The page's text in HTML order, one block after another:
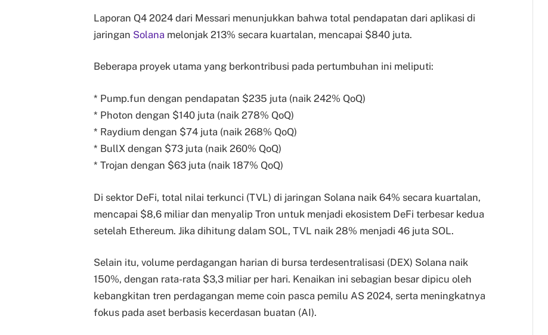
Laporan Q4 2024 dari Messari menunjukkan bahwa total pendapatan dari aplikasi di
jaringan Solana melonjak 213% secara kuartalan, mencapai $840 juta.
Beberapa proyek utama yang berkontribusi pada pertumbuhan ini meliputi:
* Pump.fun dengan pendapatan $235 juta (naik 242% QoQ)
* Photon dengan $140 juta (naik 278% QoQ)
* Raydium dengan $74 juta (naik 268% QoQ)
* BullX dengan $73 juta (naik 260% QoQ)
* Trojan dengan $63 juta (naik 187% QoQ)
Di sektor DeFi, total nilai terkunci (TVL) di jaringan Solana naik 64% secara kuartalan,
mencapai $8,6 miliar dan menyalip Tron untuk menjadi ekosistem DeFi terbesar kedua
setelah Ethereum. Jika dihitung dalam SOL, TVL naik 28% menjadi 46 juta SOL.
Selain itu, volume perdagangan harian di bursa terdesentralisasi (DEX) Solana naik
150%, dengan rata-rata $3,3 miliar per hari. Kenaikan ini sebagian besar dipicu oleh
kebangkitan tren perdagangan meme coin pasca pemilu AS 2024, serta meningkatnya
fokus pada aset berbasis kecerdasan buatan (AI).